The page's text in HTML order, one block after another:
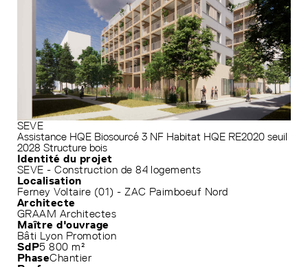
SEVE
Assistance HQE Biosourcé 3 NF Habitat HQE RE2020 seuil
2028 Structure bois
Identité du projet
SEVE - Construction de 84 logements
Localisation
Ferney Voltaire (01) - ZAC Paimboeuf Nord
Architecte
GRAAM Architectes
Maître d'ouvrage
Bâti Lyon Promotion
SdP5 800 m²
PhaseChantier